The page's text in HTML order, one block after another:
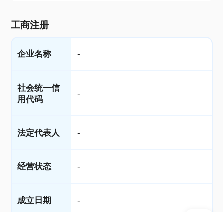
工商注册
企业名称 -
社会统一信
用代码
-
法定代表人 -
经营状态 -
成立日期 -